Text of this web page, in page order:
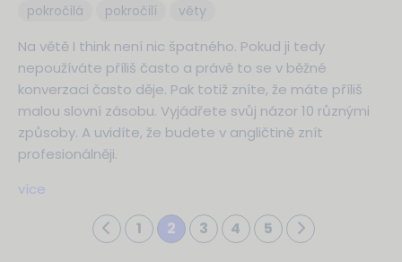
pokročilá
pokročilí věty
Na větě I think není nic špatného. Pokud ji tedy
nepoužíváte příliš často a právě to se v běžné
konverzaci často děje. Pak totiž zníte, že máte příliš
malou slovní zásobu. Vyjádřete svůj názor 10 různými
způsoby. A uvidíte, že budete v angličtině znít
profesionálněji.
více
1 2 3 4 5